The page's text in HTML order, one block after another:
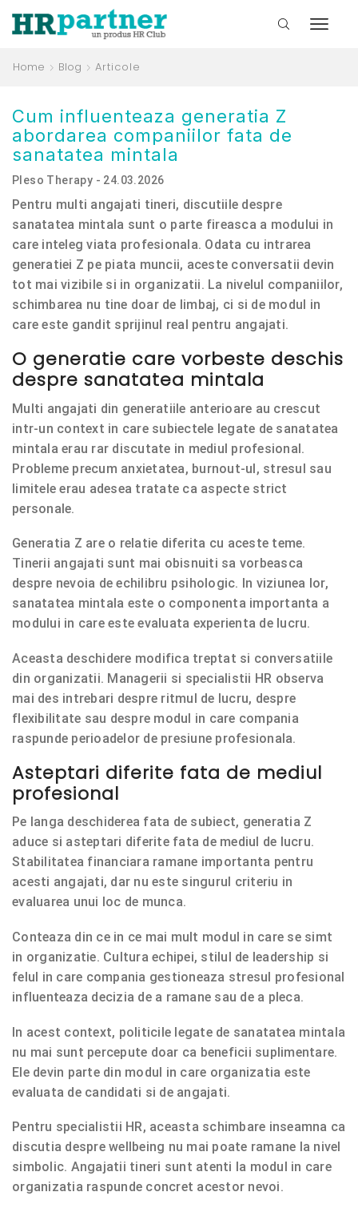
Home Blog Articole
Cum influenteaza generatia Z
abordarea companiilor fata de
sanatatea mintala
Pleso Therapy - 24.03.2026
Pentru multi angajati tineri, discutiile despre
sanatatea mintala sunt o parte fireasca a modului in
care inteleg viata profesionala. Odata cu intrarea
generatiei Z pe piata muncii, aceste conversatii devin
tot mai vizibile si in organizatii. La nivelul companiilor,
schimbarea nu tine doar de limbaj, ci si de modul in
care este gandit sprijinul real pentru angajati.
O generatie care vorbeste deschis
despre sanatatea mintala
Multi angajati din generatiile anterioare au crescut
intr-un context in care subiectele legate de sanatatea
mintala erau rar discutate in mediul profesional.
Probleme precum anxietatea, burnout-ul, stresul sau
limitele erau adesea tratate ca aspecte strict
personale.
Generatia Z are o relatie diferita cu aceste teme.
Tinerii angajati sunt mai obisnuiti sa vorbeasca
despre nevoia de echilibru psihologic. In viziunea lor,
sanatatea mintala este o componenta importanta a
modului in care este evaluata experienta de lucru.
Aceasta deschidere modifica treptat si conversatiile
din organizatii. Managerii si specialistii HR observa
mai des intrebari despre ritmul de lucru, despre
flexibilitate sau despre modul in care compania
raspunde perioadelor de presiune profesionala.
Asteptari diferite fata de mediul
profesional
Pe langa deschiderea fata de subiect, generatia Z
aduce si asteptari diferite fata de mediul de lucru.
Stabilitatea financiara ramane importanta pentru
acesti angajati, dar nu este singurul criteriu in
evaluarea unui loc de munca.
Conteaza din ce in ce mai mult modul in care se simt
in organizatie. Cultura echipei, stilul de leadership si
felul in care compania gestioneaza stresul profesional
influenteaza decizia de a ramane sau de a pleca.
In acest context, politicile legate de sanatatea mintala
nu mai sunt percepute doar ca beneficii suplimentare.
Ele devin parte din modul in care organizatia este
evaluata de candidati si de angajati.
Pentru specialistii HR, aceasta schimbare inseamna ca
discutia despre wellbeing nu mai poate ramane la nivel
simbolic. Angajatii tineri sunt atenti la modul in care
organizatia raspunde concret acestor nevoi.